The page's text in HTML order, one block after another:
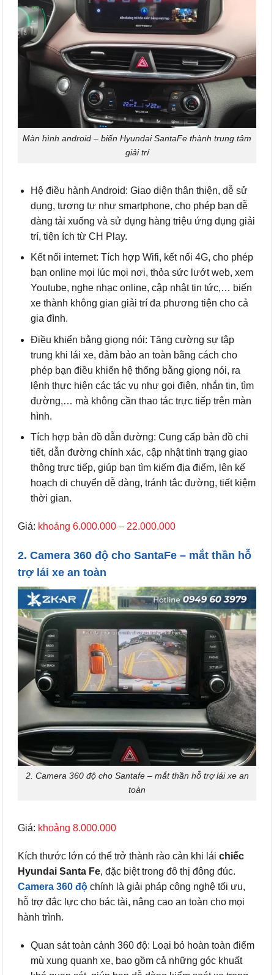
Màn hình android – biến Hyundai SantaFe thành trung tâm
giải trí
Hệ điều hành Android: Giao diện thân thiện, dễ sử
dụng, tương tự như smartphone, cho phép bạn dễ
dàng tải xuống và sử dụng hàng triệu ứng dụng giải
trí, tiện ích từ CH Play.
Kết nối internet: Tích hợp Wifi, kết nối 4G, cho phép
bạn online mọi lúc mọi nơi, thỏa sức lướt web, xem
Youtube, nghe nhạc online, cập nhật tin tức,… biến
xe thành không gian giải trí đa phương tiện cho cả
gia đình.
Điều khiển bằng giọng nói: Tăng cường sự tập
trung khi lái xe, đảm bảo an toàn bằng cách cho
phép bạn điều khiển hệ thống bằng giọng nói, ra
lệnh thực hiện các tác vụ như gọi điện, nhắn tin, tìm
đường,… mà không cần thao tác trực tiếp trên màn
hình.
Tích hợp bản đồ dẫn đường: Cung cấp bản đồ chi
tiết, dẫn đường chính xác, cập nhật tình trạng giao
thông trực tiếp, giúp bạn tìm kiếm địa điểm, lên kế
hoạch di chuyển dễ dàng, tránh tắc đường, tiết kiệm
thời gian.
Giá: khoảng 6.000.000 – 22.000.000
2. Camera 360 độ cho SantaFe – mắt thần hỗ
trợ lái xe an toàn
2. Camera 360 độ cho Santafe – mắt thần hỗ trợ lái xe an
toàn
Giá: khoảng 8.000.000
Kích thước lớn có thể trở thành rào cản khi lái chiếc
Hyundai Santa Fe, đặc biệt trong đô thị đông đúc.
Camera 360 độ chính là giải pháp công nghệ tối ưu,
hỗ trợ đắc lực cho bác tài, nâng cao an toàn cho mọi
hành trình.
Quan sát toàn cảnh 360 độ: Loại bỏ hoàn toàn điểm
mù xung quanh xe, bao gồm cả những góc khuất